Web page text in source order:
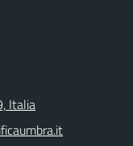
Italia